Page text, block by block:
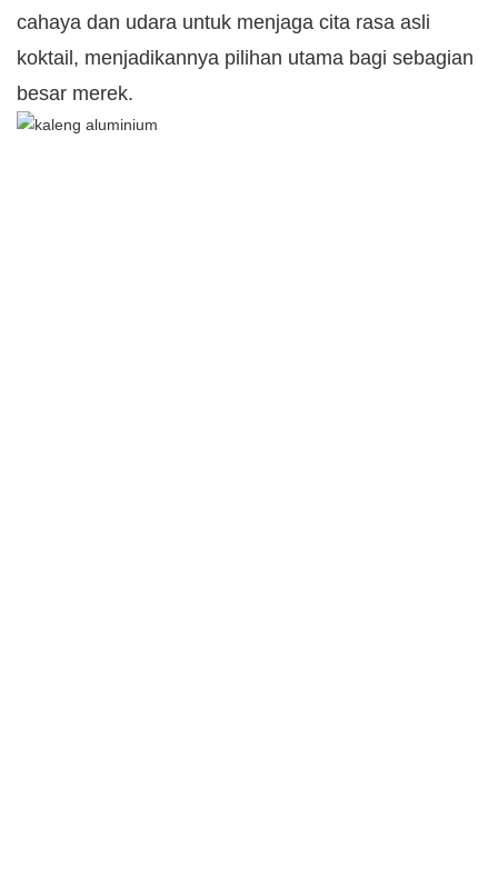
cahaya dan udara untuk menjaga cita rasa asli
koktail, menjadikannya pilihan utama bagi sebagian
besar merek.